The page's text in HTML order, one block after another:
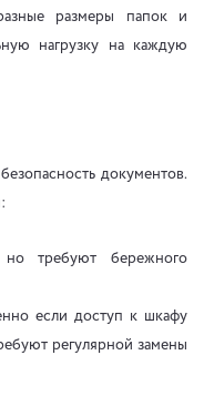
размеры папок и
нагрузку на каждую
документов.
требуют бережного
если доступ к шкафу
регулярной замены